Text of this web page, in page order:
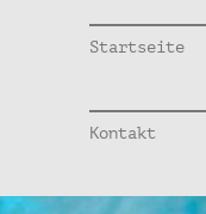
Startseite
Kontakt